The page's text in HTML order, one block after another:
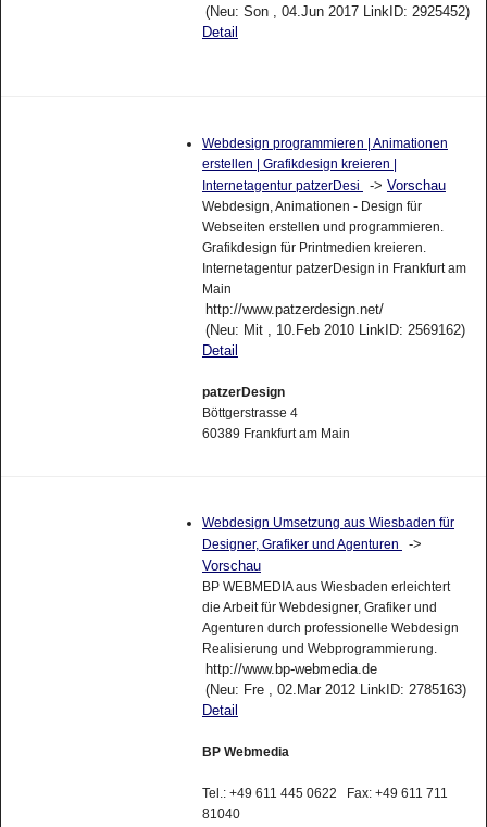
(Neu: Son , 04.Jun 2017 LinkID: 2925452)
Detail
Webdesign programmieren | Animationen
erstellen | Grafikdesign kreieren |
Internetagentur patzerDesi
-> Vorschau
Webdesign, Animationen - Design für
Webseiten erstellen und programmieren.
Grafikdesign für Printmedien kreieren.
Internetagentur patzerDesign in Frankfurt am
Main
http://www.patzerdesign.net/
(Neu: Mit , 10.Feb 2010 LinkID: 2569162)
Detail
patzerDesign
Böttgerstrasse 4
60389 Frankfurt am Main
Webdesign Umsetzung aus Wiesbaden für
Designer, Grafiker und Agenturen
->
Vorschau
BP WEBMEDIA aus Wiesbaden erleichtert
die Arbeit für Webdesigner, Grafiker und
Agenturen durch professionelle Webdesign
Realisierung und Webprogrammierung.
http://www.bp-webmedia.de
(Neu: Fre , 02.Mar 2012 LinkID: 2785163)
Detail
BP Webmedia
Tel.: +49 611 445 0622 Fax: +49 611 711
81040